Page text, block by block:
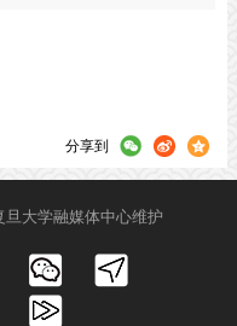
分享到
大学融媒体中心维护